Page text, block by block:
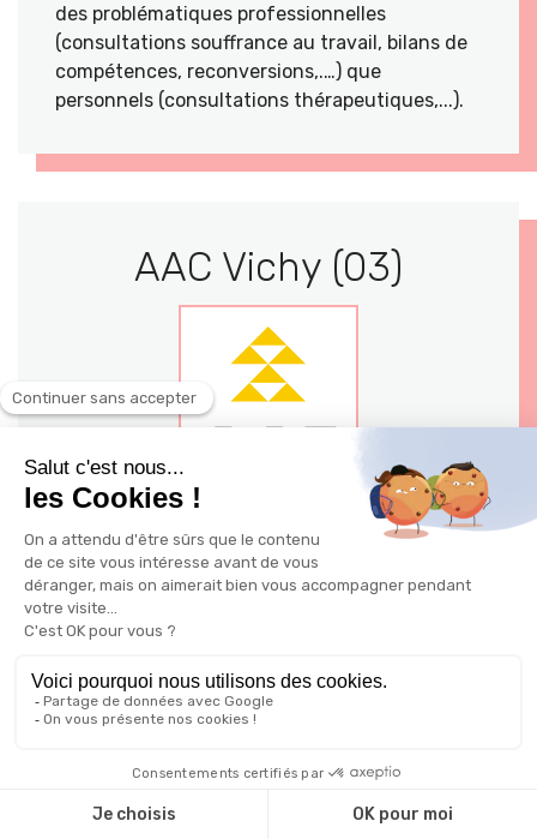
des problématiques professionnelles
(consultations souffrance au travail, bilans de
compétences, reconversions,.…) que
personnels (consultations thérapeutiques,...).
AAC Vichy (03)
140 - 144 avenue Jean Jaures 03200
Vichy
Ville: Vichy